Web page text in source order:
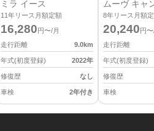
ミラ イース
11年リース月額定額
16,280円〜/月
走行距離
9.0km
年式(初度登録) 2022年
修復歴 なし
車検 2年付き
ムーヴ キャ
8年リース月額
20,240円
走行距離
年式(初度登録)
修復歴
車検